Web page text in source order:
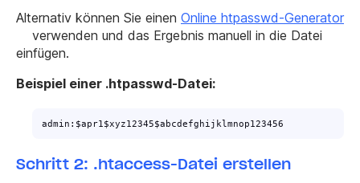
Alternativ können Sie einen Online htpasswd-Generator
verwenden und das Ergebnis manuell in die Datei
einfügen.
Beispiel einer .htpasswd-Datei:
admin:$apr1$xyz12345$abcdefghijklmnop123456
Schritt 2: .htaccess-Datei erstellen